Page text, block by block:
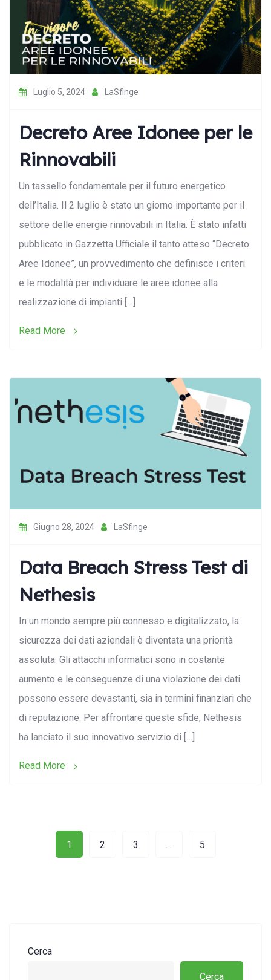
Luglio 5, 2024 LaSfinge
Decreto Aree Idonee per le
Rinnovabili
Un tassello fondamentale per il futuro energetico
dell’Italia. Il 2 luglio è stato un giorno importante per il
settore delle energie rinnovabili in Italia. È stato infatti
pubblicato in Gazzetta Ufficiale il tanto atteso “Decreto
Aree Idonee”, un provvedimento che definisce i criteri
e le modalità per individuare le aree idonee alla
realizzazione di impianti […]
Read More
Giugno 28, 2024 LaSfinge
Data Breach Stress Test di
Nethesis
In un mondo sempre più connesso e digitalizzato, la
sicurezza dei dati aziendali è diventata una priorità
assoluta. Gli attacchi informatici sono in costante
aumento e le conseguenze di una violazione dei dati
possono essere devastanti, sia in termini finanziari che
di reputazione. Per affrontare queste sfide, Nethesis
ha lanciato il suo innovativo servizio di […]
Read More
1 2 3 … 5
Cerca
Cerca